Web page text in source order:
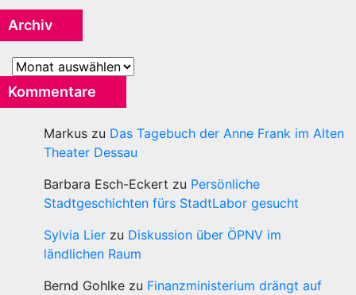
Archiv
Archiv
Kommentare
Markus zu Das Tagebuch der Anne Frank im Alten
Theater Dessau
Barbara Esch-Eckert zu Persönliche
Stadtgeschichten fürs StadtLabor gesucht
Sylvia Lier zu Diskussion über ÖPNV im
ländlichen Raum
Bernd Gohlke zu Finanzministerium drängt auf